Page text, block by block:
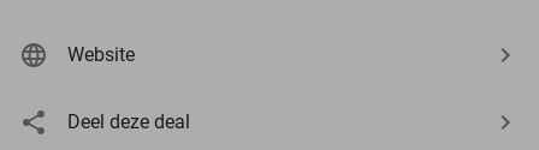
Website
Deel deze deal